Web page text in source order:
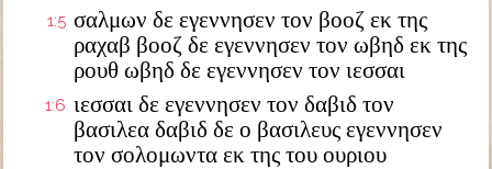
1:5 σαλμων δε εγεννησεν τον βοοζ εκ της
ραχαβ βοοζ δε εγεννησεν τον ωβηδ εκ της
ρουθ ωβηδ δε εγεννησεν τον ιεσσαι
1:6 ιεσσαι δε εγεννησεν τον δαβιδ τον
βασιλεα δαβιδ δε ο βασιλευς εγεννησεν
τον σολομωντα εκ της του ουριου